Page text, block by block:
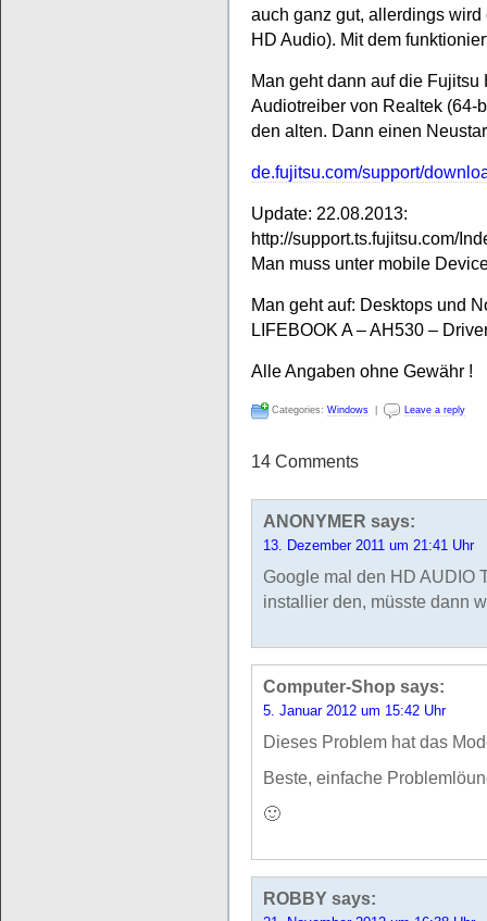
auch ganz gut, allerdings
HD Audio). Mit dem
Man geht dann auf die
Audiotreiber von Realtek (64-
den alten. Dann einen
de.fujitsu.com/support/
Update: 22.08.2013:
http://support.ts.fujitsu.com/
Man muss unter mobile
Man geht auf: Desktops und
LIFEBOOK A – AH530 –
Alle Angaben ohne Gewähr !
Categories: Windows Leave a reply
14 Comments
ANONYMER says:
13. Dezember 2011 um 21:41 Uhr
Google mal den HD AUDIO
installier den, müsste dann
Computer-Shop says:
5. Januar 2012 um 15:42 Uhr
Dieses Problem hat das
Beste, einfache
🙂
ROBBY says: